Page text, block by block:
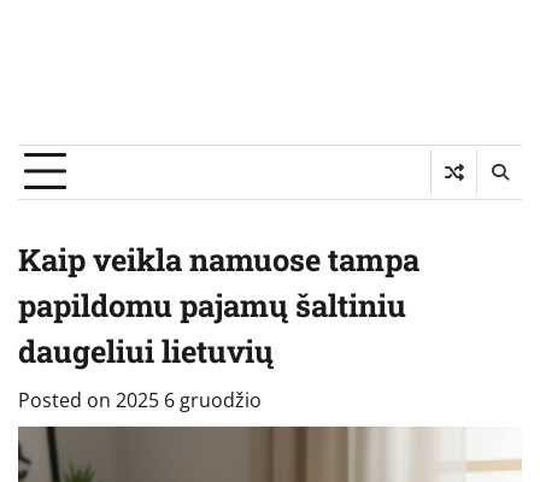
Kaip veikla namuose tampa
papildomu pajamų šaltiniu
daugeliui lietuvių
Posted on 2025 6 gruodžio